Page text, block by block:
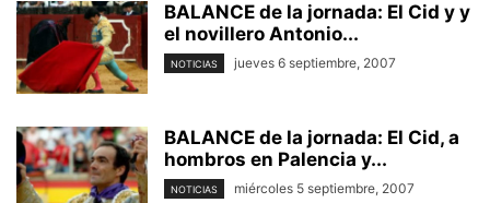
BALANCE de la jornada: El Cid y y
el novillero Antonio...
NOTICIAS jueves 6 septiembre, 2007
BALANCE de la jornada: El Cid, a
hombros en Palencia y...
NOTICIAS miércoles 5 septiembre, 2007